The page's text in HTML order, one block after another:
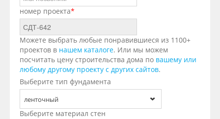
номер проекта*
Можете выбрать любые понравившиеся из 1100+
проектов в нашем каталоге. Или мы можем
посчитать цену строительства дома по вашему или
любому другому проекту с других сайтов.
Выберите тип фундамента
ленточный
Выберите материал стен